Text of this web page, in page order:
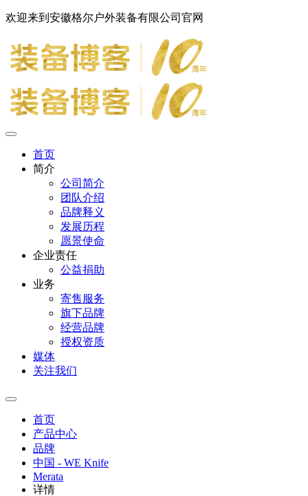
欢迎来到安徽格尔户外装备有限公司官网
首页
简介
公司简介
团队介绍
品牌释义
发展历程
愿景使命
企业责任
公益捐助
业务
寄售服务
旗下品牌
经营品牌
授权资质
媒体
关注我们
首页
产品中心
品牌
中国 - WE Knife
Merata
详情